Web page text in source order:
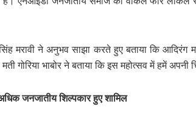
मरावी ने अनुभव साझा करते हुए बताया कि आदिरंग
गोरिया भाबोर ने बताया कि इस महोत्सव में हमें
जनजातीय शिल्पकार हुए शामिल